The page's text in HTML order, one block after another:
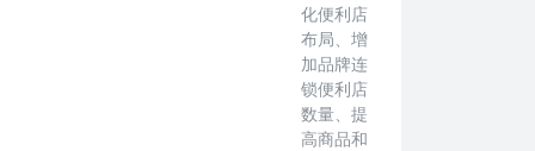
化便利店
布局、增
加品牌连
锁便利店
数量、提
高商品和